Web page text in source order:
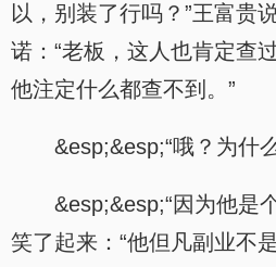
以，别装了行吗？”王富贵
诺：“老板，这人也肯定查
他注定什么都查不到。”
&esp;&esp;“哦？为什
&esp;&esp;“因为他是
笑了起来：“他但凡副业不